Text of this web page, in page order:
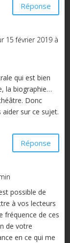
Réponse
15 février 2019 à
qui est bien
la biographie…
Donc
sur ce sujet.
Réponse
possible de
à vos lecteurs
fréquence de ces
de votre
en ce qui me